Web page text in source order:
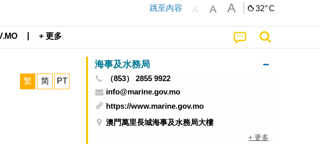
跳至內容 A A A 32°C
+ 更多
繁 简 PT
海事及水務局
（853） 2855 9922
info@marine.gov.mo
https://www.marine.gov.mo
澳門萬里長城海事及水務局大樓
+ 更多